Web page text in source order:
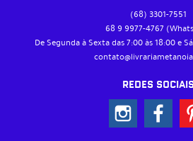
(68) 3301-7551
68 9 9977-4767
De Segunda à Sexta das 7:00 às 18:00 e
REDES SOCIAIS